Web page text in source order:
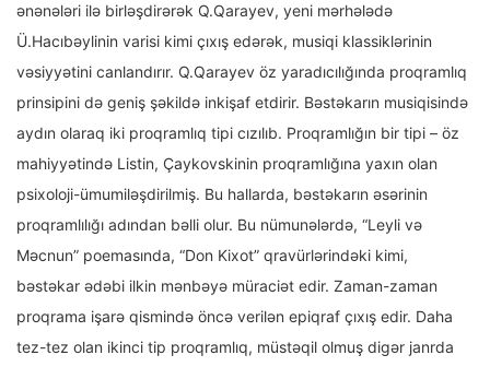
ənənələri ilə birləşdirərək Q.Qarayev, yeni mərhələdə
Ü.Hacıbəylinin varisi kimi çıxış edərək, musiqi klassiklərinin
vəsiyyətini canlandırır. Q.Qarayev öz yaradıcılığında proqramlıq
prinsipini də geniş şəkildə inkişaf etdirir. Bəstəkarın musiqisində
aydın olaraq iki proqramlıq tipi cızılıb. Proqramlığın bir tipi – öz
mahiyyətində Listin, Çaykovskinin proqramlığına yaxın olan
psixoloji-ümumiləşdirilmiş. Bu hallarda, bəstəkarın əsərinin
proqramlılığı adından bəlli olur. Bu nümunələrdə, “Leyli və
Məcnun” poemasında, “Don Kixot” qravürlərindəki kimi,
bəstəkar ədəbi ilkin mənbəyə müraciət edir. Zaman-zaman
proqrama işarə qismində öncə verilən epiqraf çıxış edir. Daha
tez-tez olan ikinci tip proqramlıq, müstəqil olmuş digər janrda